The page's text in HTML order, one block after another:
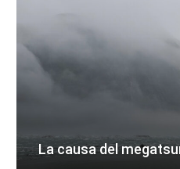
La causa del